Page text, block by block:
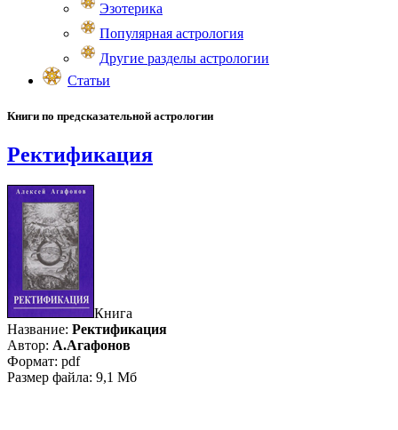
Эзотерика
Популярная астрология
Другие разделы астрологии
Статьи
Книги по предсказательной астрологии
Ректификация
Книга
Название: Ректификация
Автор: А.Агафонов
Формат: pdf
Размер файла: 9,1 Mб